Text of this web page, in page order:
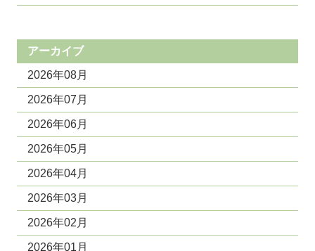
アーカイブ
2026年08月
2026年07月
2026年06月
2026年05月
2026年04月
2026年03月
2026年02月
2026年01月